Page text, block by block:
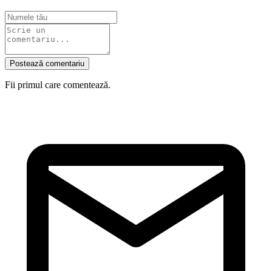
Postează comentariu
Fii primul care comentează.